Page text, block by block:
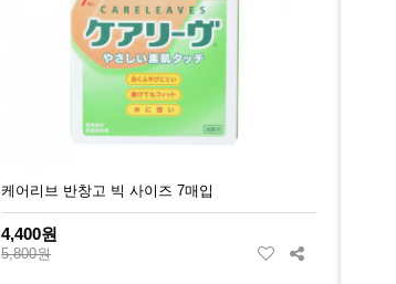
케어리브 반창고 빅 사이즈 7매입
4,400원
5,800원